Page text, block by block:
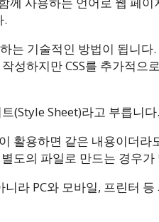
.
는 기술적인 방법이 됩니
작성하지만 CSS를 추가적으
(Style Sheet)라고 부릅니다.
활용하면 같은 내용이더
도의 파일로 만드는 경우가
라 PC와 모바일, 프린터